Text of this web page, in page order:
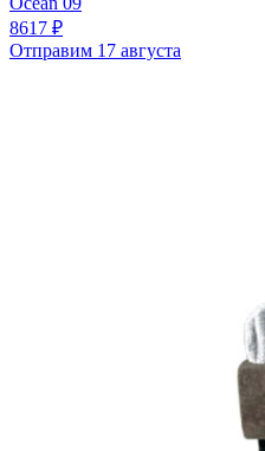
8617 ₽
Отправим 17 августа